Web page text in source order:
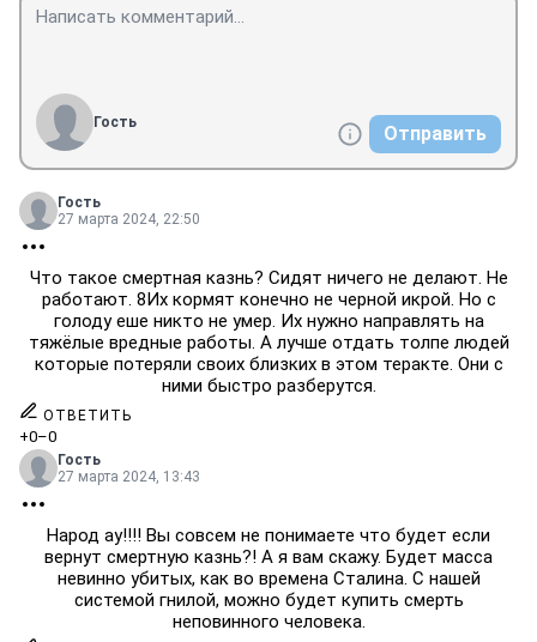
Гость Отправить
Гость
27 марта 2024, 22:50
Что такое смертная казнь? Сидят ничего не делают. Не
работают. 8Их кормят конечно не черной икрой. Но с
голоду еше никто не умер. Их нужно направлять на
тяжёлые вредные работы. А лучше отдать толпе людей
которые потеряли своих близких в этом теракте. Они с
ними быстро разберутся.
ОТВЕТИТЬ
+0–0
Гость
27 марта 2024, 13:43
Народ ау!!!! Вы совсем не понимаете что будет если
вернут смертную казнь?! А я вам скажу. Будет масса
невинно убитых, как во времена Сталина. С нашей
системой гнилой, можно будет купить смерть
неповинного человека.